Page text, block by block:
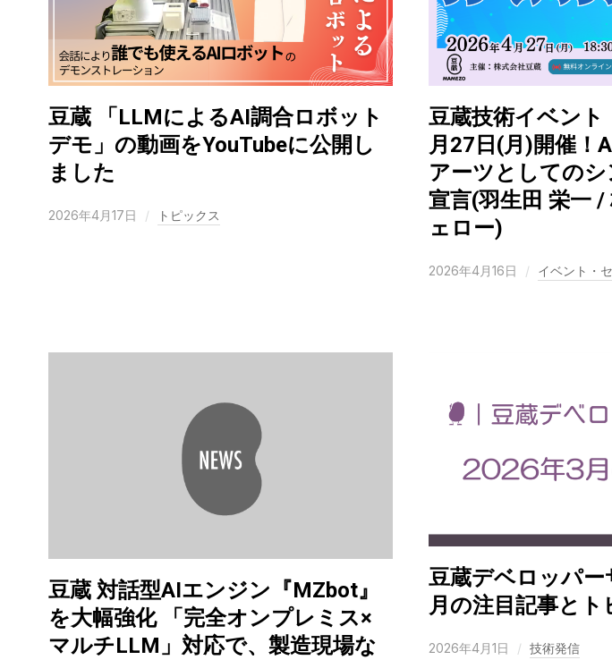
豆蔵 「LLMによるAI調合ロボット
デモ」の動画をYouTubeに公開し
ました
2026年4月17日 トピックス
豆蔵技術イベント
月27日(月)開催！
アーツとしての
宣言(羽生田 栄一 /
ェロー)
2026年4月16日 イベント・
豆蔵 対話型AIエンジン『MZbot』
を大幅強化 「完全オンプレミス×
マルチLLM」対応で、製造現場な
豆蔵デベロッパ
月の注目記事とト
2026年4月1日 技術発信